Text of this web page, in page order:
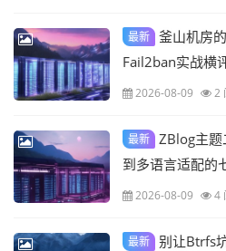
最新 釜山机房
Fail2ban实战横
满带宽？
2026-08-09 2
最新 ZBlog主
到多语言适配的
2026-08-09 4
最新 别让Btrfs